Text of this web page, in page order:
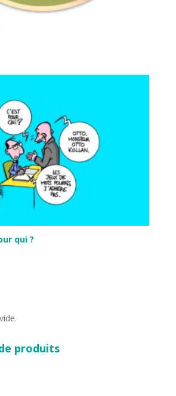
qui ?
produits